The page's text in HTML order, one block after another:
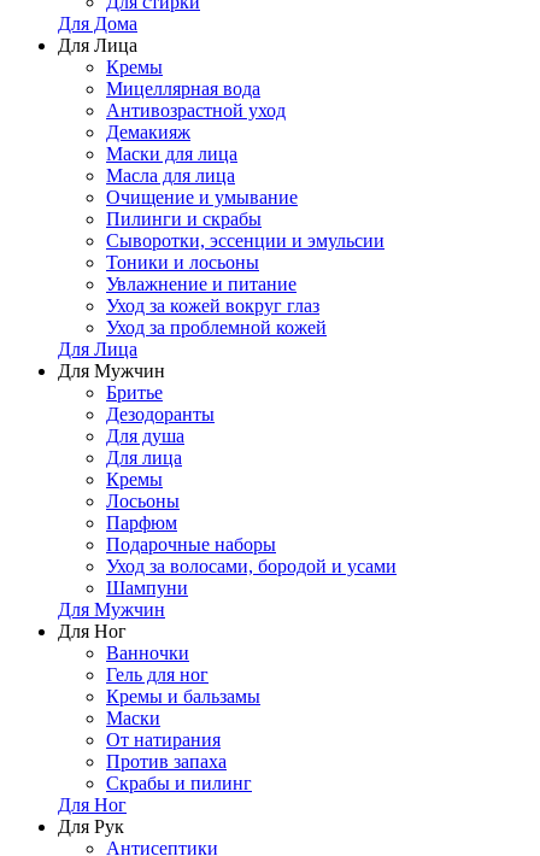
Для Дома
Для Лица
Кремы
Мицеллярная вода
Антивозрастной уход
Демакияж
Маски для лица
Масла для лица
Очищение и умывание
Пилинги и скрабы
Сыворотки, эссенции и эмульсии
Тоники и лосьоны
Увлажнение и питание
Уход за кожей вокруг глаз
Уход за проблемной кожей
Для Лица
Для Мужчин
Бритье
Дезодоранты
Для душа
Для лица
Кремы
Лосьоны
Парфюм
Подарочные наборы
Уход за волосами, бородой и усами
Шампуни
Для Мужчин
Для Ног
Ванночки
Гель для ног
Кремы и бальзамы
Маски
От натирания
Против запаха
Скрабы и пилинг
Для Ног
Для Рук
Антисептики